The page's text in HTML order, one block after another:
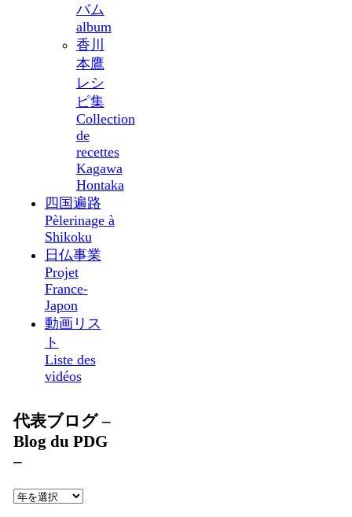
バム
album
香川
本鷹
レシ
ピ集
Collection
de
recettes
Kagawa
Hontaka
四国遍路
Pèlerinage à
Shikoku
日仏事業
Projet
France-
Japon
動画リス
ト
Liste des
vidéos
代表ブログ –
Blog du PDG
–